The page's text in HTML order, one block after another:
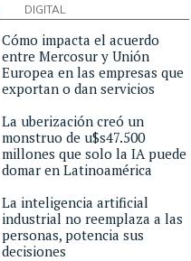
DIGITAL
Cómo impacta el acuerdo
entre Mercosur y Unión
Europea en las empresas que
exportan o dan servicios
La uberización creó un
monstruo de u$s47.500
millones que solo la IA puede
domar en Latinoamérica
La inteligencia artificial
industrial no reemplaza a las
personas, potencia sus
decisiones